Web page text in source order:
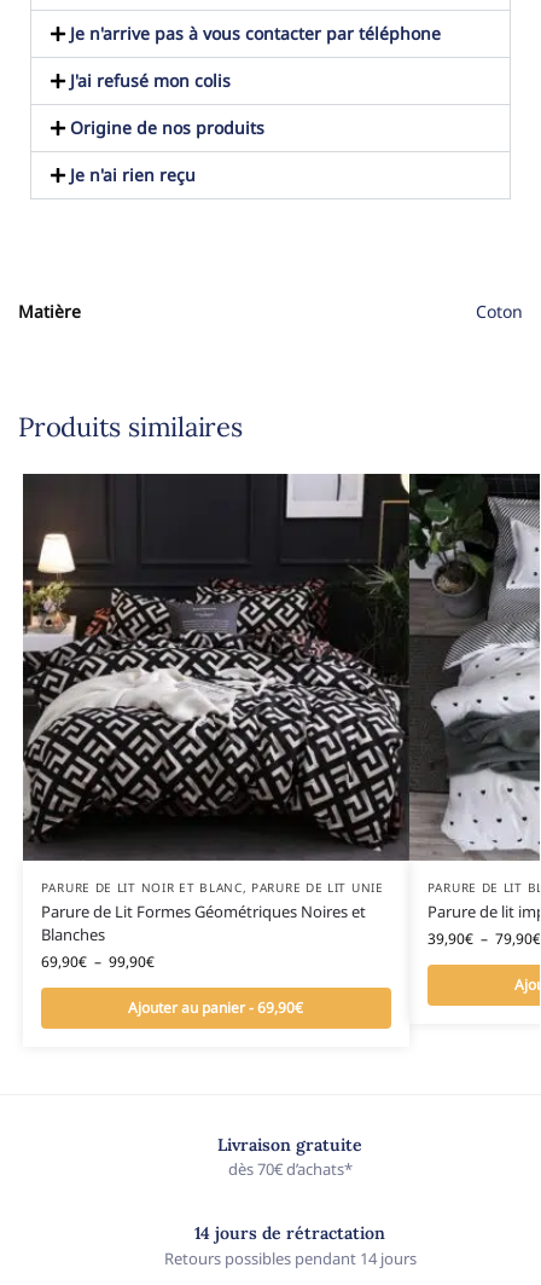
Je n'arrive pas à vous contacter par téléphone
J'ai refusé mon colis
Origine de nos produits
Je n'ai rien reçu
Matière Coton
Produits similaires
PARURE DE LIT NOIR ET BLANC, PARURE DE LIT UNIE
Parure de Lit Formes Géométriques Noires et
Blanches
69,90€ – 99,90€
Ajouter au panier - 69,90€
PARURE DE LIT
Parure de lit
39,90€ – 79,90€
Livraison gratuite
dès 70€ d’achats*
14 jours de rétractation
Retours possibles pendant 14 jours